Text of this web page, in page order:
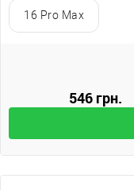
16 Pro Max
546 грн.